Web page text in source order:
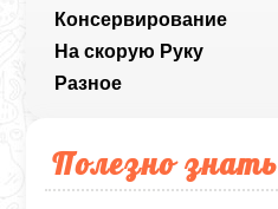
Консервирование
На скорую Руку
Разное
Полезно знать